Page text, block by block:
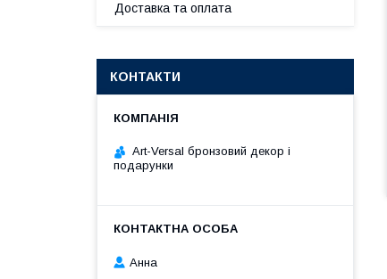
Доставка та оплата
КОНТАКТИ
Art-Versal бронзовий декор і
подарунки
Анна